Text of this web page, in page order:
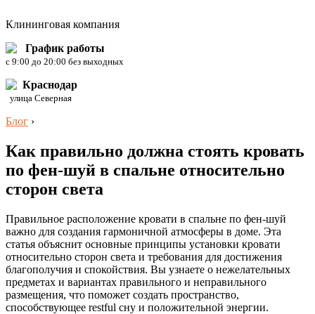
Клининговая компания
График работы
c 9:00 до 20:00 без выходных
Краснодар
улица Северная
Блог ›
Как правильно должна стоять кровать
по фен-шуй в спальне относительно
сторон света
Правильное расположение кровати в спальне по фен-шуй
важно для создания гармоничной атмосферы в доме. Эта
статья объяснит основные принципы установки кровати
относительно сторон света и требования для достижения
благополучия и спокойствия. Вы узнаете о нежелательных
предметах и вариантах правильного и неправильного
размещения, что поможет создать пространство,
способствующее restful сну и положительной энергии.